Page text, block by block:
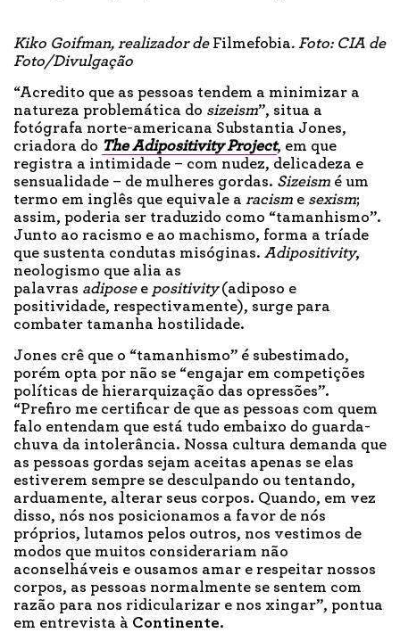
Kiko Goifman, realizador de Filmefobia. Foto: CIA de
Foto/Divulgação
“Acredito que as pessoas tendem a minimizar a
natureza problemática do sizeism”, situa a
fotógrafa norte-americana Substantia Jones,
criadora do The Adipositivity Project, em que
registra a intimidade – com nudez, delicadeza e
sensualidade – de mulheres gordas. Sizeism é um
termo em inglês que equivale a racism e sexism;
assim, poderia ser traduzido como “tamanhismo”.
Junto ao racismo e ao machismo, forma a tríade
que sustenta condutas misóginas. Adipositivity,
neologismo que alia as
palavras adipose e positivity(adiposo e
positividade, respectivamente), surge para
combater tamanha hostilidade.
Jones crê que o “tamanhismo” é subestimado,
porém opta por não se “engajar em competições
políticas de hierarquização das opressões”.
“Prefiro me certificar de que as pessoas com quem
falo entendam que está tudo embaixo do guarda-
chuva da intolerância. Nossa cultura demanda que
as pessoas gordas sejam aceitas apenas se elas
estiverem sempre se desculpando ou tentando,
arduamente, alterar seus corpos. Quando, em vez
disso, nós nos posicionamos a favor de nós
próprios, lutamos pelos outros, nos vestimos de
modos que muitos considerariam não
aconselháveis e ousamos amar e respeitar nossos
corpos, as pessoas normalmente se sentem com
razão para nos ridicularizar e nos xingar”, pontua
em entrevista à Continente.